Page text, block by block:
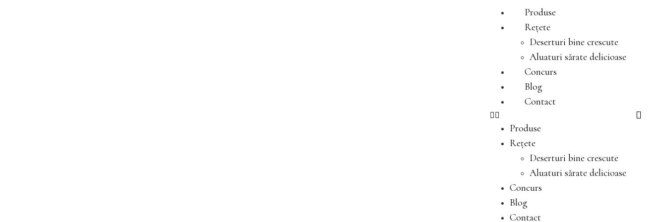
Produse
Rețete
Deserturi bine crescute
Aluaturi sărate delicioase
Concurs
Blog
Contact
Produse
Rețete
Deserturi bine crescute
Aluaturi sărate delicioase
Concurs
Blog
Contact